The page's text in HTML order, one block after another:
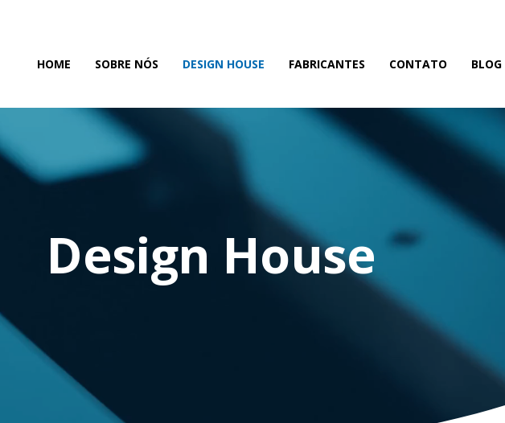
HOME SOBRE NÓS DESIGN HOUSE FABRICANTES CONTATO BLOG
Design House